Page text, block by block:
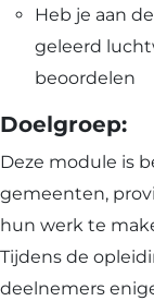
Heb je aan
geleerd
beoordelen
Doelgroep:
Deze module is
gemeenten,
hun werk te
Tijdens de
deelnemers